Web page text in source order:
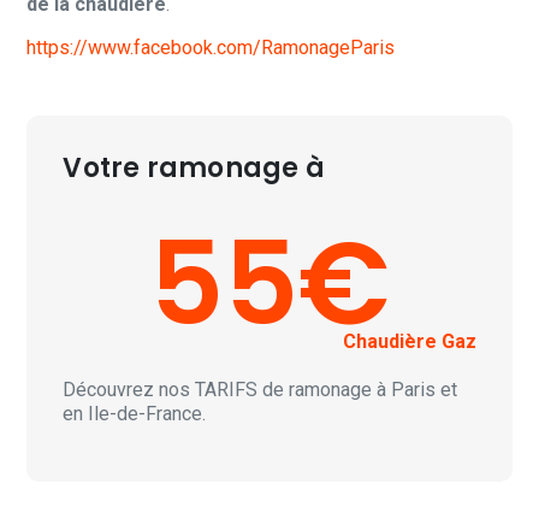
https://www.facebook.com/RamonageParis
Votre ramonage à
55€Chaudière Gaz
Découvrez nosTARIFS de ramonage à Paris et
en Ile-de-France.